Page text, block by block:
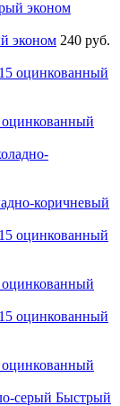
эконом 240 руб.
коричневый
Быстрый